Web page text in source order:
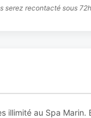
serez recontacté sous
illimité au Spa Marin.